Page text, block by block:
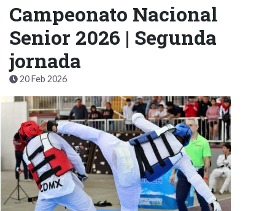
Campeonato Nacional
Senior 2026 | Segunda
jornada
20 Feb 2026